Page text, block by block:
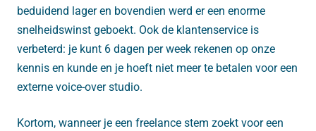
beduidend lager en bovendien werd er een enorme
snelheidswinst geboekt. Ook de klantenservice is
verbeterd: je kunt 6 dagen per week rekenen op onze
kennis en kunde en je hoeft niet meer te betalen voor een
externe voice-over studio.
Kortom, wanneer je een freelance stem zoekt voor een